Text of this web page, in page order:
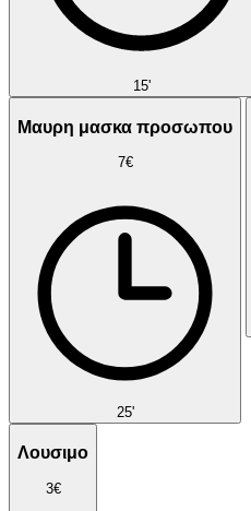
15'
Μαυρη μασκα προσωπου
7€
25'
Λουσιμο
3€